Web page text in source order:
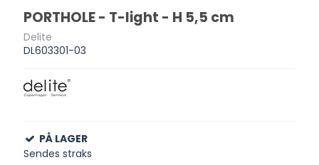
PORTHOLE - T-light - H 5,5 cm
Delite
DL603301-03
PÅ LAGER
Sendes straks